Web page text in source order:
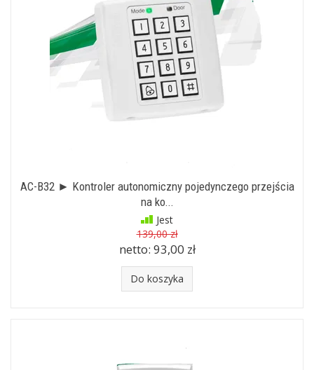
AC-B32 ► Kontroler autonomiczny pojedynczego przejścia
na ko...
Jest
139,00 zł
netto: 93,00 zł
Do koszyka